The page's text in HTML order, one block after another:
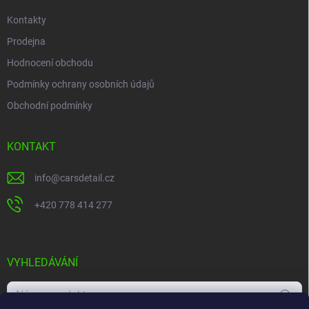
Kontakty
Prodejna
Hodnocení obchodu
Podmínky ochrany osobních údajů
Obchodní podmínky
KONTAKT
info@carsdetail.cz
+420 778 414 277
VYHLEDÁVÁNÍ
Hledat